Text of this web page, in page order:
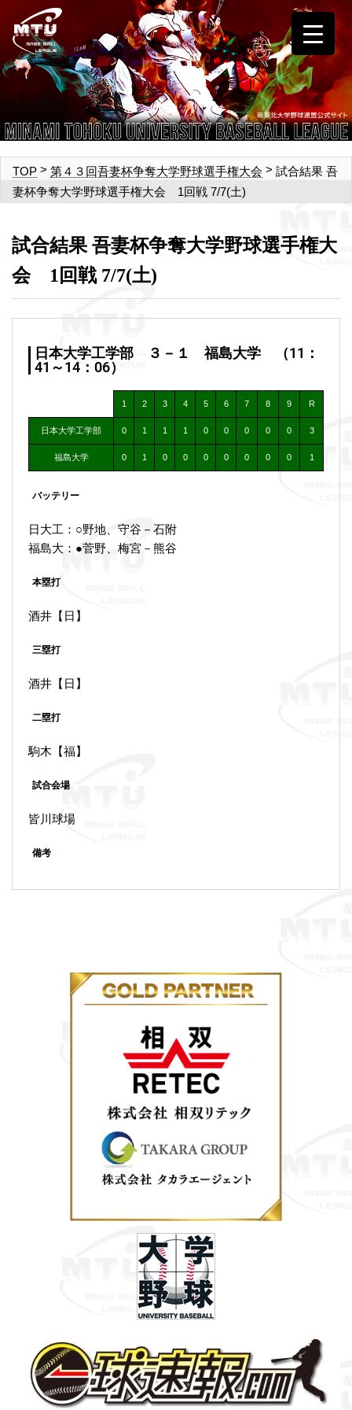
TOP > 第４３回吾妻杯争奪大学野球選手権大会 > 試合結果 吾
妻杯争奪大学野球選手権大会 1回戦 7/7(土)
試合結果 吾妻杯争奪大学野球選手権大
会 1回戦 7/7(土)
日本大学工学部 ３－１ 福島大学 （11：
41～14：06）
1 2 3 4 5 6 7 8 9 R
日本大学工学部 0 1 1 1 0 0 0 0 0 3
福島大学 0 1 0 0 0 0 0 0 0 1
バッテリー
日大工：○野地、守谷－石附
福島大：●菅野、梅宮－熊谷
本塁打
酒井【日】
三塁打
酒井【日】
二塁打
駒木【福】
試合会場
皆川球場
備考